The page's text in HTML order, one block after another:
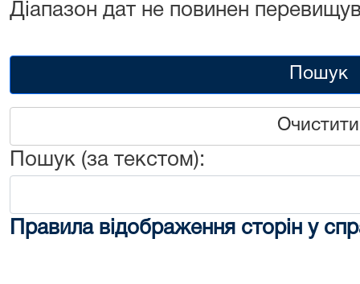
Діапазон дат не повинен
Пошук
Очистити
Пошук (за текстом):
Правила відображення сторін у